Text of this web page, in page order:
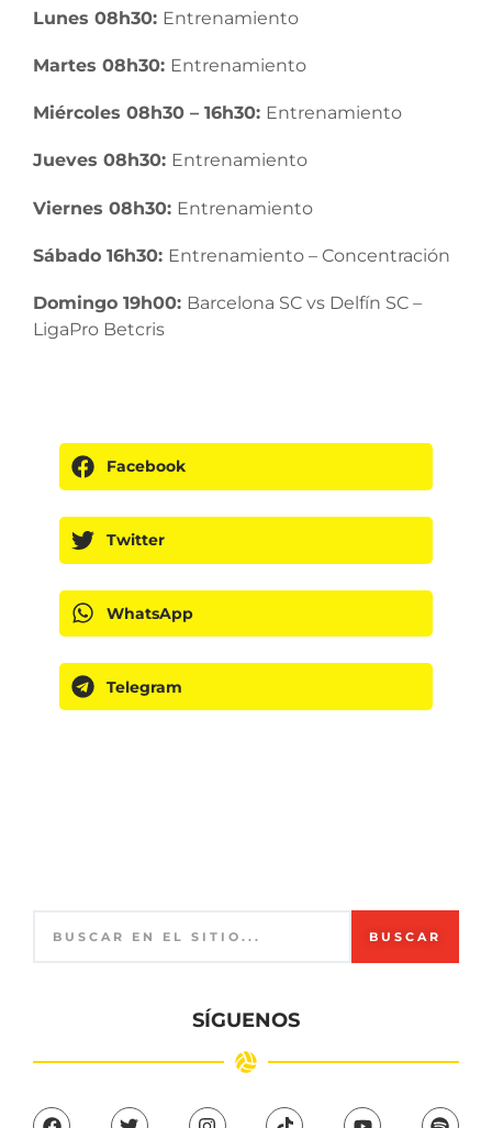
Lunes 08h30: Entrenamiento
Martes 08h30: Entrenamiento
Miércoles 08h30 – 16h30: Entrenamiento
Jueves 08h30: Entrenamiento
Viernes 08h30: Entrenamiento
Sábado 16h30: Entrenamiento – Concentración
Domingo 19h00: Barcelona SC vs Delfín SC –
LigaPro Betcris
Facebook
Twitter
WhatsApp
Telegram
BUSCAR
SÍGUENOS